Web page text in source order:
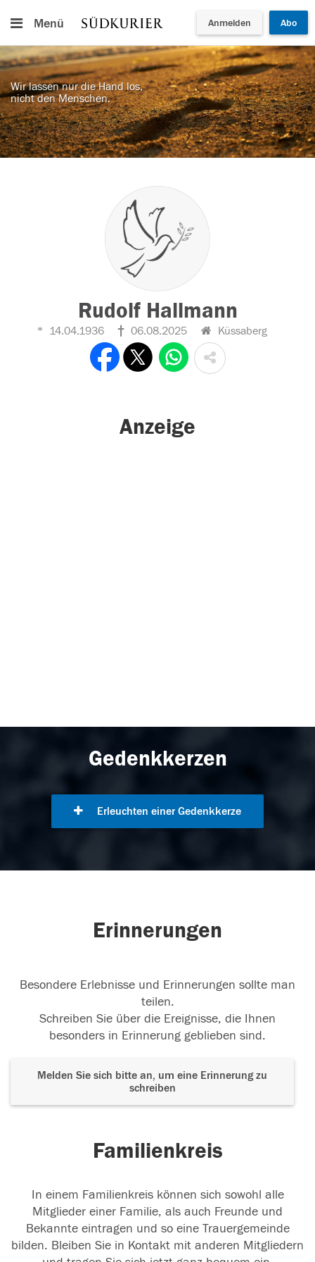
Menü Anmelden Abo
Wir lassen nur die Hand los,
nicht den Menschen.
Rudolf Hallmann
14.04.1936 06.08.2025 Küssaberg
Anzeige
Gedenkkerzen
Erleuchten einer Gedenkkerze
Erinnerungen
Besondere Erlebnisse und Erinnerungen sollte man
teilen.
Schreiben Sie über die Ereignisse, die Ihnen
besonders in Erinnerung geblieben sind.
Melden Sie sich bitte an, um eine Erinnerung zu
schreiben
Familienkreis
In einem Familienkreis können sich sowohl alle
Mitglieder einer Familie, als auch Freunde und
Bekannte eintragen und so eine Trauergemeinde
bilden. Bleiben Sie in Kontakt mit anderen Mitgliedern